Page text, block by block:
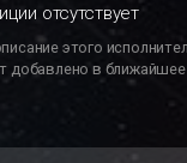
отсутствует
этого
добавлено в